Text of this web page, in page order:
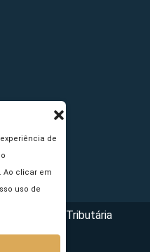
de
Ao clicar em
uso de
da Reforma Tributária